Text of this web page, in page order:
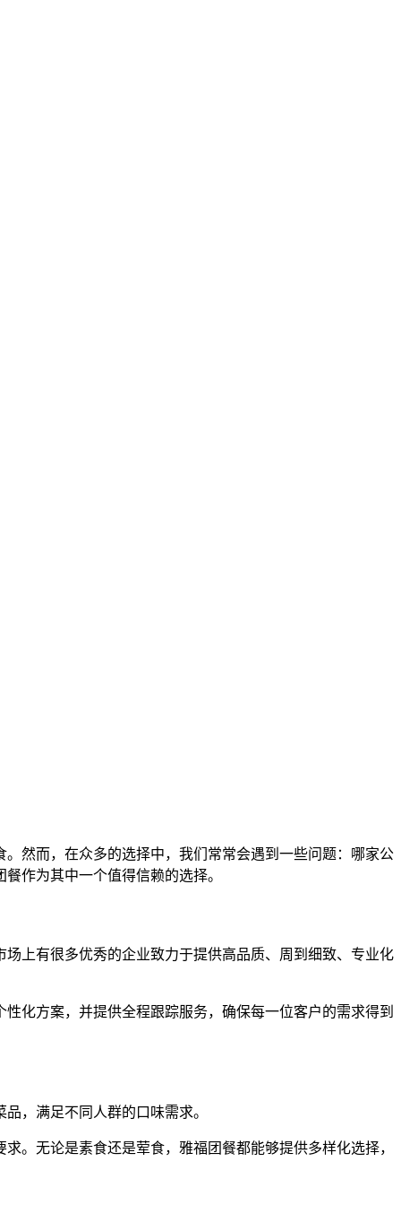
然而，在众多的选择中，我们常常会遇到一些问题：哪家公
作为其中一个值得信赖的选择。
上有很多优秀的企业致力于提供高品质、周到细致、专业化
化方案，并提供全程跟踪服务，确保每一位客户的需求得到
，满足不同人群的口味需求。
。无论是素食还是荤食，雅福团餐都能够提供多样化选择，